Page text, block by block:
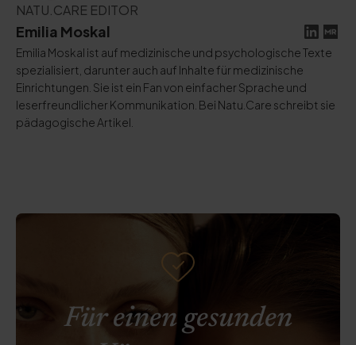
NATU.CARE EDITOR
Emilia Moskal
Emilia Moskal ist auf medizinische und psychologische Texte
spezialisiert, darunter auch auf Inhalte für medizinische
Einrichtungen. Sie ist ein Fan von einfacher Sprache und
leserfreundlicher Kommunikation. Bei Natu.Care schreibt sie
pädagogische Artikel.
Für einen gesunden